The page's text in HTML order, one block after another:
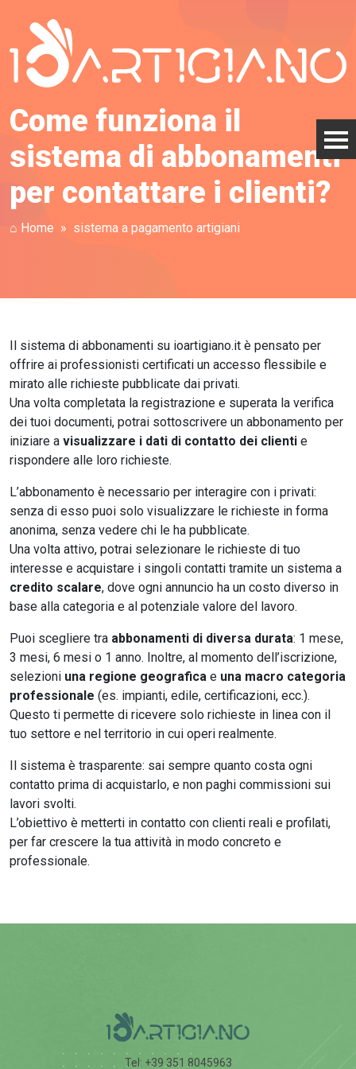
Come funziona il
sistema di abbonamenti
per contattare i clienti?
⌂ Home sistema a pagamento artigiani
Il sistema di abbonamenti su ioartigiano.it è pensato per
offrire ai professionisti certificati un accesso flessibile e
mirato alle richieste pubblicate dai privati.
Una volta completata la registrazione e superata la verifica
dei tuoi documenti, potrai sottoscrivere un abbonamento per
iniziare a visualizzare i dati di contatto dei clienti e
rispondere alle loro richieste.
L’abbonamento è necessario per interagire con i privati:
senza di esso puoi solo visualizzare le richieste in forma
anonima, senza vedere chi le ha pubblicate.
Una volta attivo, potrai selezionare le richieste di tuo
interesse e acquistare i singoli contatti tramite un sistema a
credito scalare, dove ogni annuncio ha un costo diverso in
base alla categoria e al potenziale valore del lavoro.
Puoi scegliere tra abbonamenti di diversa durata: 1 mese,
3 mesi, 6 mesi o 1 anno. Inoltre, al momento dell’iscrizione,
selezioni una regione geografica e una macro categoria
professionale (es. impianti, edile, certificazioni, ecc.).
Questo ti permette di ricevere solo richieste in linea con il
tuo settore e nel territorio in cui operi realmente.
Il sistema è trasparente: sai sempre quanto costa ogni
contatto prima di acquistarlo, e non paghi commissioni sui
lavori svolti.
L’obiettivo è metterti in contatto con clienti reali e profilati,
per far crescere la tua attività in modo concreto e
professionale.
Tel: +39 351 8045963